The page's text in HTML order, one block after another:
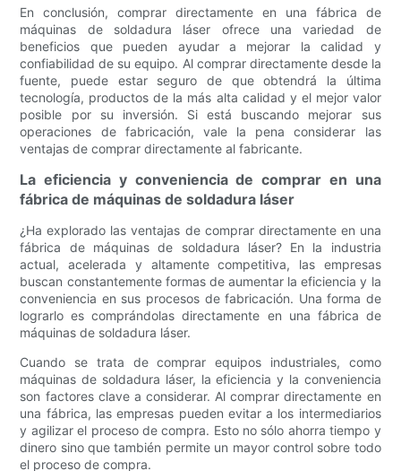
En conclusión, comprar directamente en una fábrica de
máquinas de soldadura láser ofrece una variedad de
beneficios que pueden ayudar a mejorar la calidad y
confiabilidad de su equipo. Al comprar directamente desde la
fuente, puede estar seguro de que obtendrá la última
tecnología, productos de la más alta calidad y el mejor valor
posible por su inversión. Si está buscando mejorar sus
operaciones de fabricación, vale la pena considerar las
ventajas de comprar directamente al fabricante.
La eficiencia y conveniencia de comprar en una
fábrica de máquinas de soldadura láser
¿Ha explorado las ventajas de comprar directamente en una
fábrica de máquinas de soldadura láser? En la industria
actual, acelerada y altamente competitiva, las empresas
buscan constantemente formas de aumentar la eficiencia y la
conveniencia en sus procesos de fabricación. Una forma de
lograrlo es comprándolas directamente en una fábrica de
máquinas de soldadura láser.
Cuando se trata de comprar equipos industriales, como
máquinas de soldadura láser, la eficiencia y la conveniencia
son factores clave a considerar. Al comprar directamente en
una fábrica, las empresas pueden evitar a los intermediarios
y agilizar el proceso de compra. Esto no sólo ahorra tiempo y
dinero sino que también permite un mayor control sobre todo
el proceso de compra.